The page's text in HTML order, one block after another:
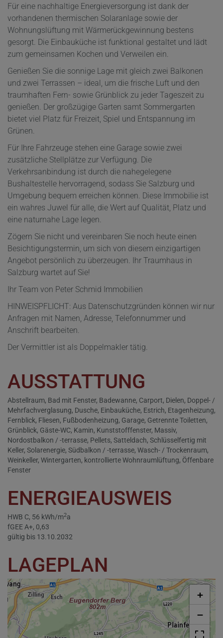
Für eine nachhaltige Energieversorgung ist dank der
vorhandenen thermischen Solaranlage sowie der
Wohnungslüftung mit Wärmerückgewinnung bestens
gesorgt. Die Einbauküche ist funktional gestaltet und lädt
zum gemeinsamen Kochen und Verweilen ein.
Genießen Sie die sonnige Lage mit gleich zwei Balkonen
und zwei Terrassen – ideal, um die frische Luft und den
traumhaften Fern- sowie Grünblick zu jeder Tageszeit zu
genießen. Der großzügige Garten samt Sommergarten
bietet viel Platz für Freizeit, Spiel und Entspannung im
Grünen.
Für Ihre Fahrzeuge stehen eine Garage sowie zwei
zusätzliche Stellplätze zur Verfügung. Die
Verkehrsanbindung ist durch die nahegelegene
Bushaltestelle hervorragend, sodass Sie Salzburg und
Umgebung bequem erreichen können. Diese Immobilie ist
ein wahres Juwel für alle, die Wert auf Qualität, Platz und
eine naturnahe Lage legen.
Zögern Sie nicht und vereinbaren Sie noch heute einen
Besichtigungstermin, um sich von diesem einzigartigen
Angebot persönlich zu überzeugen. Ihr Traumhaus in
Salzburg wartet auf Sie!
Ihr Team von Peter Schmid Immobilien
HINWEISPFLICHT: Aus Datenschutzgründen können wir nur
Anfragen mit Namen, Adresse, Telefonnummer und
Anschrift bearbeiten.
Der Vermittler ist als Doppelmakler tätig.
AUSSTATTUNG
Abstellraum Bad mit Fenster Badewanne Carport Dielen Doppel- /
Mehrfachverglasung Dusche Einbauküche Estrich Etagenheizung
Fernblick Fliesen Fußbodenheizung Garage Getrennte Toiletten
Grünblick Gäste-WC Kamin Kunststofffenster Massiv
Nordostbalkon / -terrasse Pellets Satteldach Schlüsselfertig mit
Keller Solarenergie Südbalkon / -terrasse Wasch- / Trockenraum
Weinkeller Wintergarten kontrollierte Wohnraumlüftung Öffenbare
Fenster
ENERGIEAUSWEIS
HWB C, 56 kWh/m2a
fGEEA+, 0,63
gültig bis 13.10.2032
LAGEPLAN
+
−